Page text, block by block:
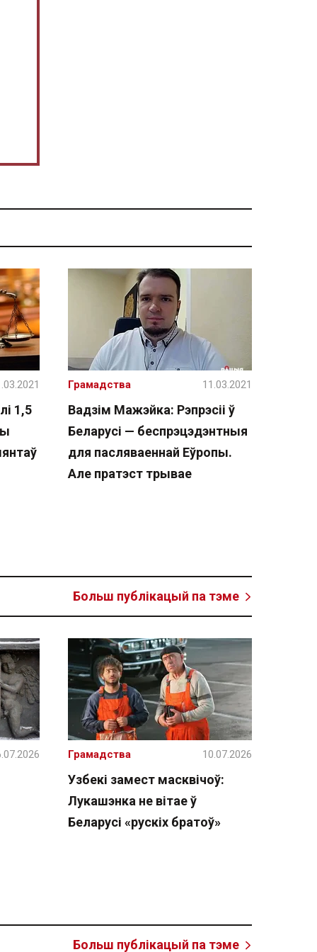
1,5
Вадзім Мажэйка: Рэпрэсіі ў
Беларусі — беспрэцэдэнтныя
для пасляваеннай Еўропы.
Але пратэст трывае
Грамадства 11.03.2021
Больш публікацый па тэме
Узбекі замест масквічоў:
Лукашэнка не вітае ў
Беларусі «рускіх братоў»
Грамадства 10.07.2026
Больш публікацый па тэме